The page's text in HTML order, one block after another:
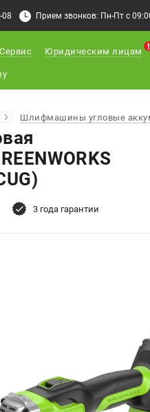
08 Прием звонков: Пн-Пт с
Сервис Юридическим лицам
Шлифмашины угловые
3 года гарантии